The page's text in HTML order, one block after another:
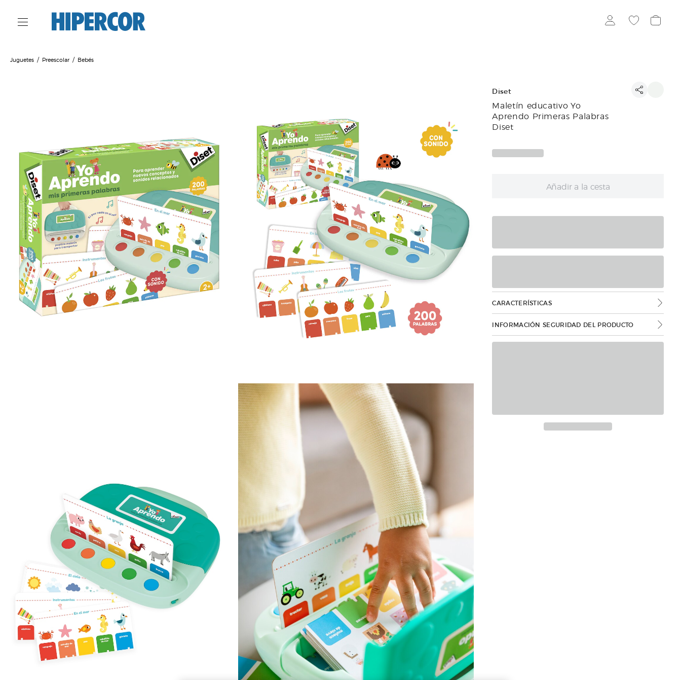
Juguetes Preescolar Bebés
Diset
Maletín educativo Yo
Aprendo Primeras Palabras
Diset
Añadir a la cesta
CARACTERÍSTICAS
INFORMACIÓN SEGURIDAD DEL PRODUCTO